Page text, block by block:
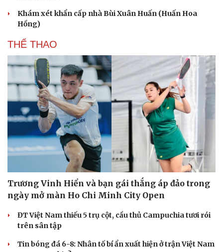
Khám xét khẩn cấp nhà Bùi Xuân Huấn (Huấn Hoa
Hồng)
THỂ THAO
Trương Vinh Hiển và bạn gái thắng áp đảo trong
ngày mở màn Ho Chi Minh City Open
ĐT Việt Nam thiếu 5 trụ cột, cầu thủ Campuchia tươi rói
trên sân tập
Tin bóng đá 6-8: Nhân tố bí ẩn xuất hiện ở trận Việt Nam